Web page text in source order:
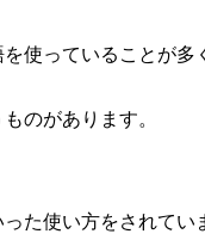
使っていることが
のがあります。
た使い方をされてい